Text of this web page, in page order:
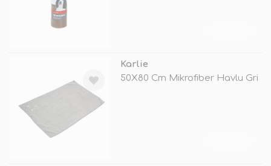
Karlie
50X80 Cm Mikrofiber Havlu Gri